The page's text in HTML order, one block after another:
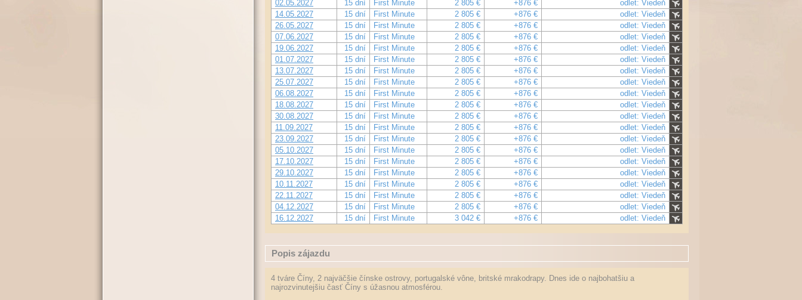
02.05.2027
15 dní First Minute 2 805 € +876 €
odlet: Viedeň
14.05.2027
15 dní First Minute 2 805 € +876 €
odlet: Viedeň
26.05.2027
15 dní First Minute 2 805 € +876 €
odlet: Viedeň
07.06.2027
15 dní First Minute 2 805 € +876 €
odlet: Viedeň
19.06.2027
15 dní First Minute 2 805 € +876 €
odlet: Viedeň
01.07.2027
15 dní First Minute 2 805 € +876 €
odlet: Viedeň
13.07.2027
15 dní First Minute 2 805 € +876 €
odlet: Viedeň
25.07.2027
15 dní First Minute 2 805 € +876 €
odlet: Viedeň
06.08.2027
15 dní First Minute 2 805 € +876 €
odlet: Viedeň
18.08.2027
15 dní First Minute 2 805 € +876 €
odlet: Viedeň
30.08.2027
15 dní First Minute 2 805 € +876 €
odlet: Viedeň
11.09.2027
15 dní First Minute 2 805 € +876 €
odlet: Viedeň
23.09.2027
15 dní First Minute 2 805 € +876 €
odlet: Viedeň
05.10.2027
15 dní First Minute 2 805 € +876 €
odlet: Viedeň
17.10.2027
15 dní First Minute 2 805 € +876 €
odlet: Viedeň
29.10.2027
15 dní First Minute 2 805 € +876 €
odlet: Viedeň
10.11.2027
15 dní First Minute 2 805 € +876 €
odlet: Viedeň
22.11.2027
15 dní First Minute 2 805 € +876 €
odlet: Viedeň
04.12.2027
15 dní First Minute 2 805 € +876 €
odlet: Viedeň
16.12.2027
15 dní First Minute 3 042 € +876 € odlet: Viedeň
Popis zájazdu
4 tváre Číny, 2 najväčšie čínske ostrovy, portugalské vône, britské mrakodrapy. Dnes ide o najbohatšiu a
najrozvinutejšiu časť Číny s úžasnou atmosférou.